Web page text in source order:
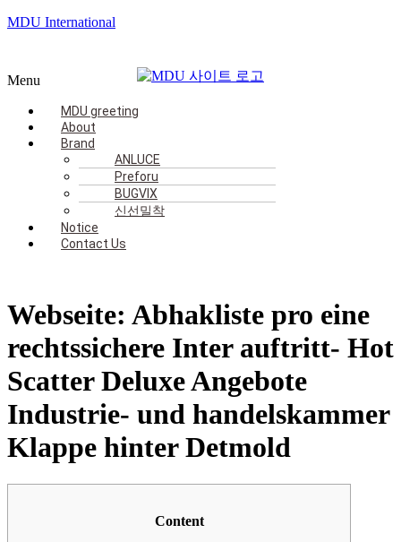
MDU International
Menu
MDU greeting
About
Brand
ANLUCE
Preforu
BUGVIX
신선밀착
Notice
Contact Us
Webseite: Abhakliste pro eine
rechtssichere Inter auftritt- Hot
Scatter Deluxe Angebote
Industrie- und handelskammer
Klappe hinter Detmold
Content